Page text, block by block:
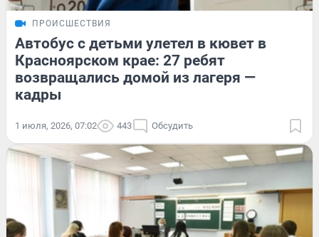
ПРОИСШЕСТВИЯ
Автобус с детьми улетел в кювет в
Красноярском крае: 27 ребят
возвращались домой из лагеря —
кадры
1 июля, 2026, 07:02 443 Обсудить